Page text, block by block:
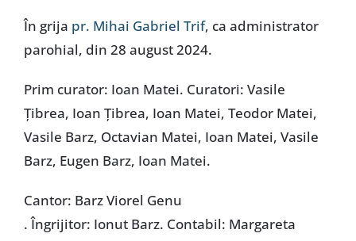
În grija pr. Mihai Gabriel Trif, ca administrator
parohial, din 28 august 2024.
Prim curator: Ioan Matei. Curatori: Vasile
Țibrea, Ioan Țibrea, Ioan Matei, Teodor Matei,
Vasile Barz, Octavian Matei, Ioan Matei, Vasile
Barz, Eugen Barz, Ioan Matei.
Cantor: Barz Viorel Genu
. Îngrijitor: Ionut Barz. Contabil: Margareta